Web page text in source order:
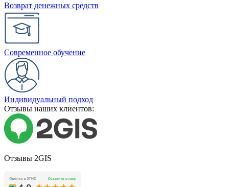
Возврат денежных средств
Современное обучение
Индивидуальный подход
Отзывы наших клиентов:
Отзывы 2GIS